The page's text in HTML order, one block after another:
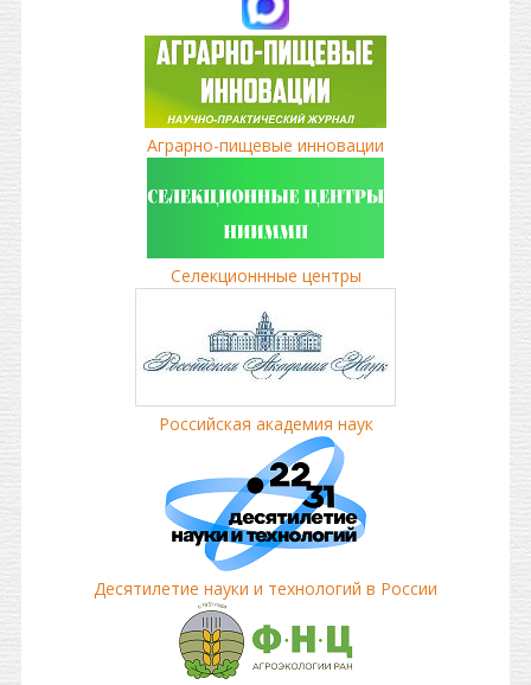
Аграрно-пищевые инновации
Селекционнные центры
Российская академия наук
Десятилетие науки и технологий в России